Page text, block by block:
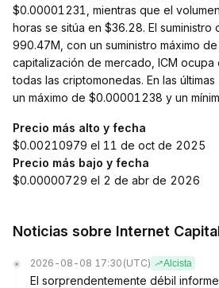
$0.00001231, mientras que el
horas se sitúa en $36.28. El suministro
990.47M, con un suministro máximo
capitalización de mercado, ICM
todas las criptomonedas. En las
un máximo de $0.00001238 y un
Precio más alto y fecha
$0.00210979 el 11 de oct de 2025
Precio más bajo y fecha
$0.00000729 el 2 de abr de 2026
Noticias sobre Internet
2026-08-08 17:30 (UTC) Alcista
El sorprendentemente débil